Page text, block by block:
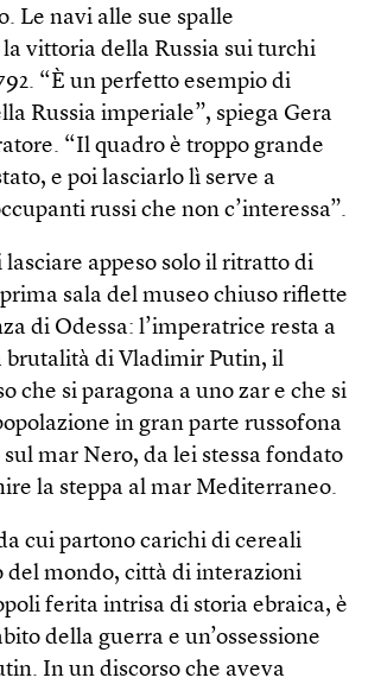
Le navi alle sue spalle
vittoria della Russia sui turchi
“È un perfetto esempio di
Russia imperiale”, spiega Gera
“Il quadro è troppo grande
e poi lasciarlo lì serve a
russi che non c’interessa”.
lasciare appeso solo il ritratto di
sala del museo chiuso riflette
di Odessa: l’imperatrice resta a
brutalità di Vladimir Putin, il
che si paragona a uno zar e che si
in gran parte russofona
mar Nero, da lei stessa fondato
la steppa al mar Mediterraneo.
cui partono carichi di cereali
del mondo, città di interazioni
ferita intrisa di storia ebraica, è
della guerra e un’ossessione
In un discorso che aveva